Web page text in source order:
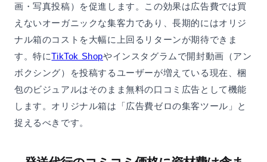
画・写真投稿）を促進します。この効果は広告費では買
えないオーガニックな集客力であり、長期的にはオリジ
ナル箱のコストを大幅に上回るリターンが期待できま
す。特にTikTok Shopやインスタグラムで開封動画（アン
ボクシング）を投稿するユーザーが増えている現在、梱
包のビジュアルはそのまま無料の口コミ広告として機能
します。オリジナル箱は「広告費ゼロの集客ツール」と
捉えるべきです。